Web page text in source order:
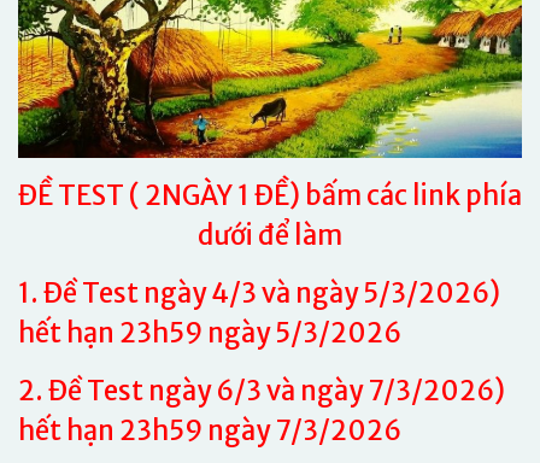
ĐỀ TEST ( 2NGÀY 1 ĐỀ) bấm các link phía
dưới để làm
1. Đề Test ngày 4/3 và ngày 5/3/2026)
hết hạn 23h59 ngày 5/3/2026
2. Đề Test ngày 6/3 và ngày 7/3/2026)
hết hạn 23h59 ngày 7/3/2026